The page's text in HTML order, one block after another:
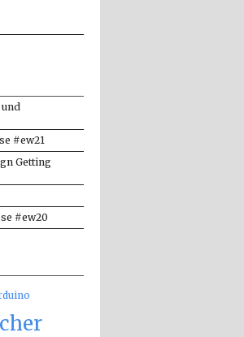
#ew21
Getting
#ew20